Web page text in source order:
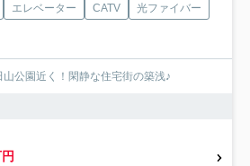
エレベーター CATV
光ファイバー
公園近く！閑静な住宅街の築浅♪